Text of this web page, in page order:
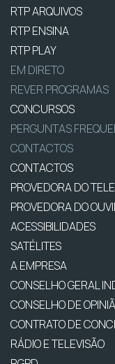
RTP ARQUIVOS
RTP ENSINA
RTP PLAY
EM DIRETO
REVER PROGRAMAS
CONCURSOS
PERGUNTAS
CONTACTOS
CONTACTOS
PROVEDORA DO
PROVEDORA DO
ACESSIBILIDADES
SATÉLITES
A EMPRESA
CONSELHO GERAL
CONSELHO DE
CONTRATO DE
RÁDIO E TELEVISÃO